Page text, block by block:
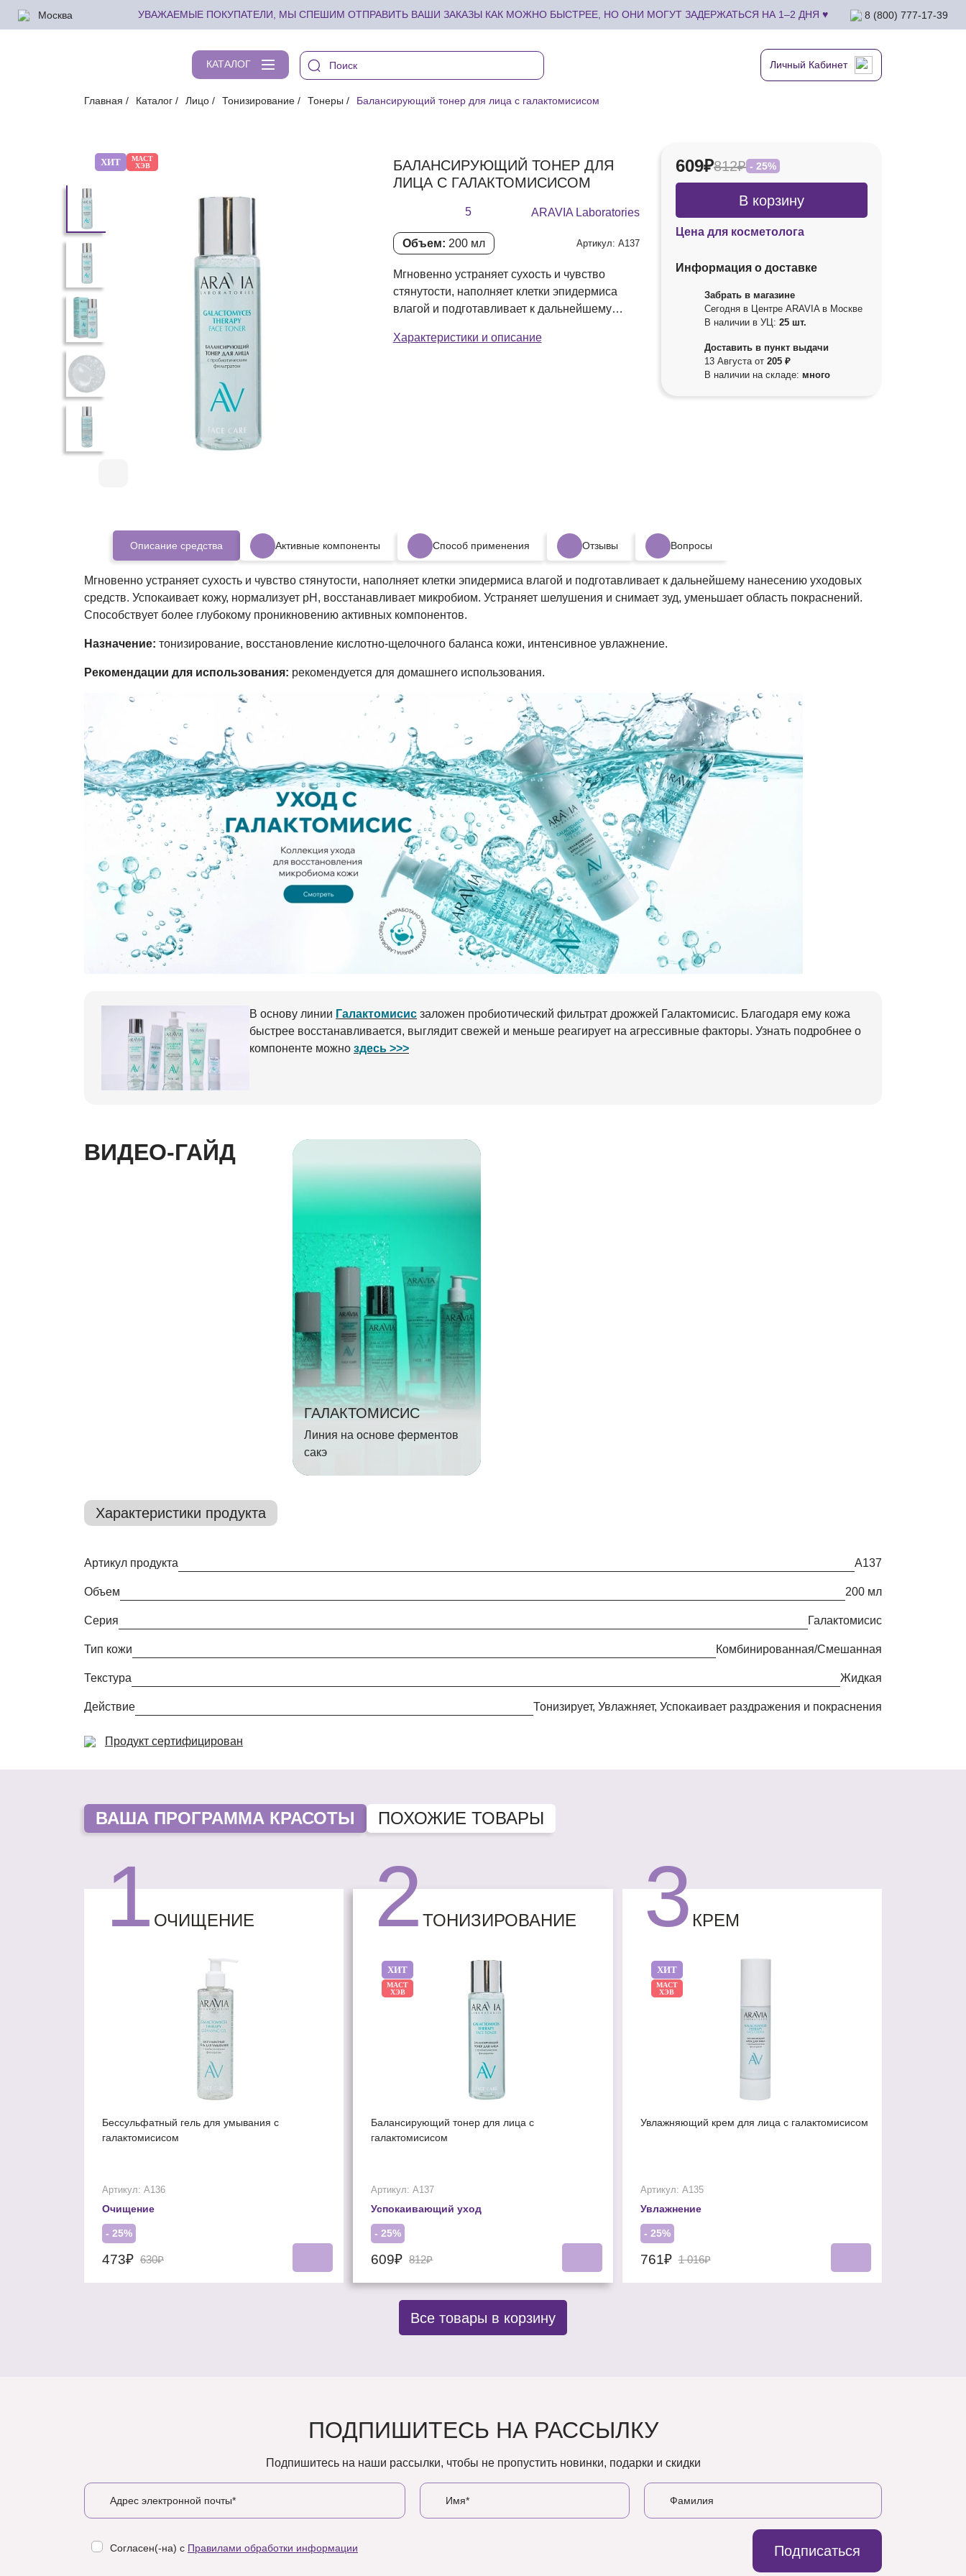
УВАЖАЕМЫЕ ПОКУПАТЕЛИ, МЫ СПЕШИМ ОТПРАВИТЬ ВАШИ ЗАКАЗЫ КАК МОЖНО БЫСТРЕЕ, НО ОНИ МОГУТ ЗАДЕРЖАТЬСЯ НА 1–2 ДНЯ ♥
Москва 8 (800) 777-17-39
КАТАЛОГ Личный Кабинет
Главная Каталог Лицо Тонизирование Тонеры Балансирующий тонер для лица с галактомисисом
ХИТ
МАСТ
ХЭВ
БАЛАНСИРУЮЩИЙ ТОНЕР ДЛЯ
ЛИЦА С ГАЛАКТОМИСИСОМ
5 ARAVIA Laboratories
Объем: 200 мл Артикул: А137
Мгновенно устраняет сухость и чувство
стянутости, наполняет клетки эпидермиса
влагой и подготавливает к дальнейшему
Характеристики и описание
609₽812₽ - 25%
В корзину
Цена для косметолога
Информация о доставке
Забрать в магазине
Сегодня в Центре ARAVIA в Москве
В наличии в УЦ:25 шт.
Доставить в пункт выдачи
13 Августа от205 ₽
В наличии на складе: много
Описание средства Активные компоненты Способ применения Отзывы Вопросы
Мгновенно устраняет сухость и чувство стянутости, наполняет клетки эпидермиса влагой и подготавливает к дальнейшему нанесению уходовых
средств. Успокаивает кожу, нормализует pH, восстанавливает микробиом. Устраняет шелушения и снимает зуд, уменьшает область покраснений.
Способствует более глубокому проникновению активных компонентов.
Назначение: тонизирование, восстановление кислотно-щелочного баланса кожи, интенсивное увлажнение.
Рекомендации для использования: рекомендуется для домашнего использования.
В основу линии Галактомисис заложен пробиотический фильтрат дрожжей Галактомисис. Благодаря ему кожа
быстрее восстанавливается, выглядит свежей и меньше реагирует на агрессивные факторы. Узнать подробнее о
компоненте можно здесь >>>
ВИДЕО-ГАЙД
ГАЛАКТОМИСИС
Линия на основе ферментов
сакэ
Характеристики продукта
Артикул продукта А137
Объем 200 мл
Серия Галактомисис
Тип кожи Комбинированная/Смешанная
Текстура жидкая
Действие Тонизирует, Увлажняет, Успокаивает раздражения и покраснения
Продукт сертифицирован
ВАША ПРОГРАММА КРАСОТЫ ПОХОЖИЕ ТОВАРЫ
1ОЧИЩЕНИЕ
Бессульфатный гель для умывания с
галактомисисом
Артикул: А136
Очищение
- 25%
473₽ 630₽
2ТОНИЗИРОВАНИЕ
ХИТ
МАСТ
ХЭВ
Балансирующий тонер для лица с
галактомисисом
Артикул: А137
Успокаивающий уход
- 25%
609₽ 812₽
3КРЕМ
ХИТ
МАСТ
ХЭВ
Увлажняющий крем для лица с галактомисисом
Артикул: А135
Увлажнение
- 25%
761₽ 1 016₽
Все товары в корзину
ПОДПИШИТЕСЬ НА РАССЫЛКУ
Подпишитесь на наши рассылки, чтобы не пропустить новинки, подарки и скидки
Согласен(-на) с Правилами обработки информации Подписаться